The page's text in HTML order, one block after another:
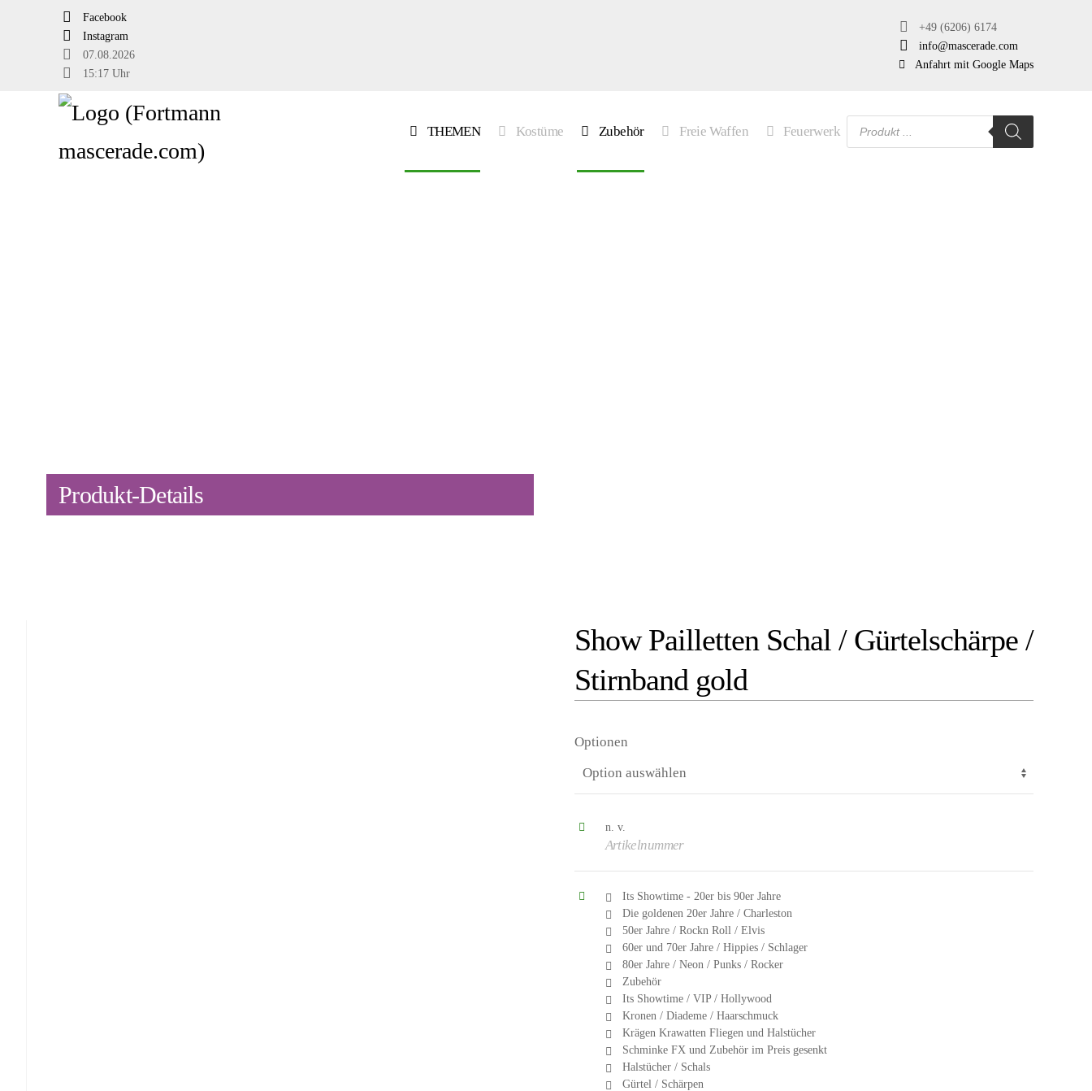
Facebook
Instagram
07.08.2026
15:17 Uhr
+49 (6206) 6174
info@mascerade.com
Anfahrt mit Google Maps
THEMEN Kostüme Zubehör Freie Waffen Feuerwerk
Products
search
Produkt-Details
Show Pailletten Schal / Gürtelschärpe /
Stirnband gold
Optionen
n. v.
Artikelnummer
Its Showtime - 20er bis 90er Jahre
Die goldenen 20er Jahre / Charleston
50er Jahre / Rockn Roll / Elvis
60er und 70er Jahre / Hippies / Schlager
80er Jahre / Neon / Punks / Rocker
Zubehör
Its Showtime / VIP / Hollywood
Kronen / Diademe / Haarschmuck
Krägen Krawatten Fliegen und Halstücher
Schminke FX und Zubehör im Preis gesenkt
Halstücher / Schals
Gürtel / Schärpen